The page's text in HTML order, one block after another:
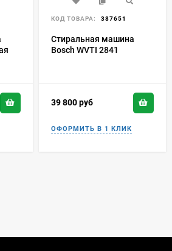
КОД ТОВАРА: 387651
Стиральная машина
Bosch WVTI 2841
39 800руб